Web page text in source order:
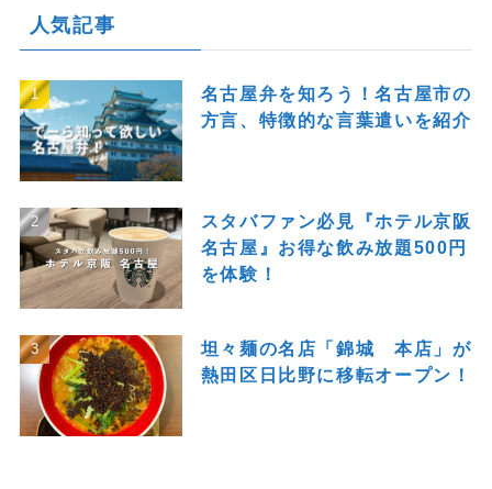
人気記事
名古屋弁を知ろう！名古屋市の
方言、特徴的な言葉遣いを紹介
スタバファン必見『ホテル京阪
名古屋』お得な飲み放題500円
を体験！
坦々麺の名店「錦城 本店」が
熱田区日比野に移転オープン！